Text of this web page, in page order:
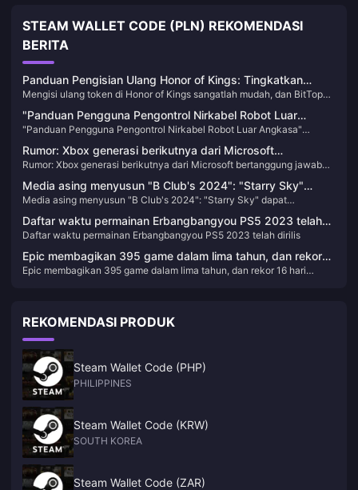
STEAM WALLET CODE (PLN) REKOMENDASI
BERITA
Panduan Pengisian Ulang Honor of Kings: Tingkatkan
Gameplay Anda Sekarang!
Mengisi ulang token di Honor of Kings sangatlah mudah, dan BitTopup
bermain game Anda. Ikuti langkah-langkah berikut untuk menambah
token Honor of Kings Anda
"Panduan Pengguna Pengontrol Nirkabel Robot Luar
Angkasa" menerima pembaruan, menambahkan konten
dan piala baru
"Panduan Pengguna Pengontrol Nirkabel Robot Luar Angkasa"
Rumor: Xbox generasi berikutnya dari Microsoft
bertanggung jawab atas tim Surface, dan konsol
genggamnya mungkin sedang dalam pengembangan
Rumor: Xbox generasi berikutnya dari Microsoft bertanggung jawab
pengembangan
Media asing menyusun "B Club's 2024": "Starry Sky"
dapat meningkatkan reputasinya dengan peluncuran DLC
Media asing menyusun "B Club's 2024": "Starry Sky" dapat
Daftar waktu permainan Erbangbangyou PS5 2023 telah
dirilis
Daftar waktu permainan Erbangbangyou PS5 2023 telah dirilis
Epic membagikan 395 game dalam lima tahun, dan rekor
16 hari berturut-turut segera dimulai
Epic membagikan 395 game dalam lima tahun, dan rekor 16 hari
REKOMENDASI PRODUK
Steam Wallet Code (PHP)
PHILIPPINES
Steam Wallet Code (KRW)
SOUTH KOREA
Steam Wallet Code (ZAR)